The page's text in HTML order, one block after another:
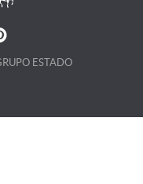
ESTADO